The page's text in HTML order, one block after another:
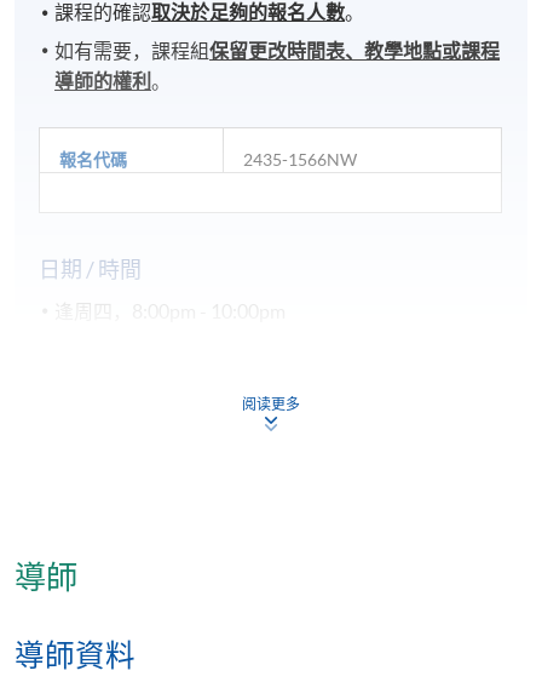
課程的確認取決於足夠的報名人數。
如有需要，課程組保留更改時間表、教學地點或課程
導師的權利。
報名代碼 2435-1566NW
日期 / 時間
逢周四，8:00pm - 10:00pm
*subject to be confirmed.
阅读更多
導師
導師資料